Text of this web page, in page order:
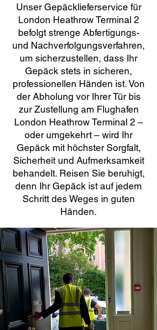
Unser Gepäcklieferservice für
London Heathrow Terminal 2
befolgt strenge Abfertigungs-
und Nachverfolgungsverfahren,
um sicherzustellen, dass Ihr
Gepäck stets in sicheren,
professionellen Händen ist. Von
der Abholung vor Ihrer Tür bis
zur Zustellung am Flughafen
London Heathrow Terminal 2 –
oder umgekehrt – wird Ihr
Gepäck mit höchster Sorgfalt,
Sicherheit und Aufmerksamkeit
behandelt. Reisen Sie beruhigt,
denn Ihr Gepäck ist auf jedem
Schritt des Weges in guten
Händen.